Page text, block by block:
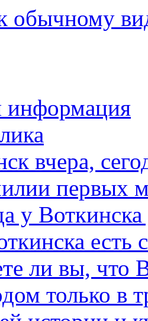
обычному
вчера,
первых
у
есть
ли вы, что
только в